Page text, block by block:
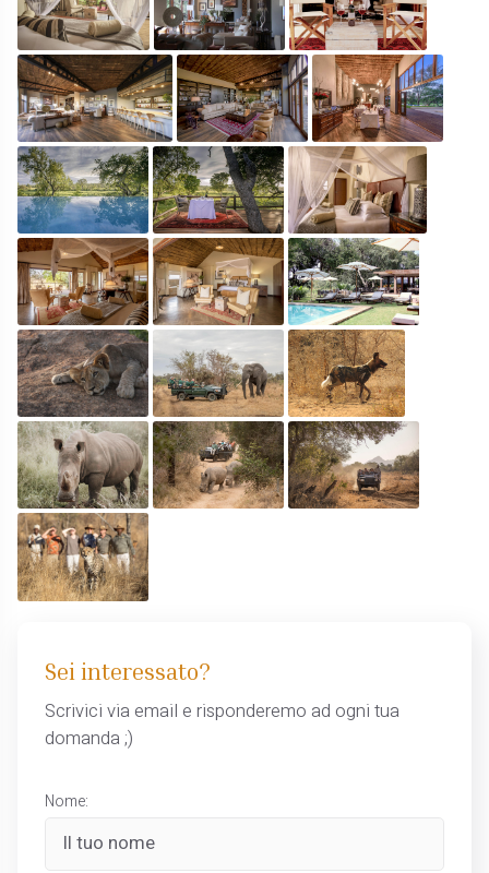
Sei interessato?
Scrivici via email e risponderemo ad ogni tua
domanda ;)
Nome: